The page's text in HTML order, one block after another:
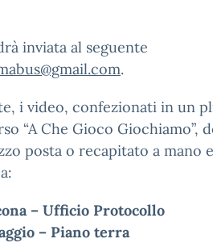
inviata al seguente
.
i video, confezionati in un
“A Che Gioco Giochiamo”,
posta o recapitato a mano
– Ufficio Protocollo
– Piano terra